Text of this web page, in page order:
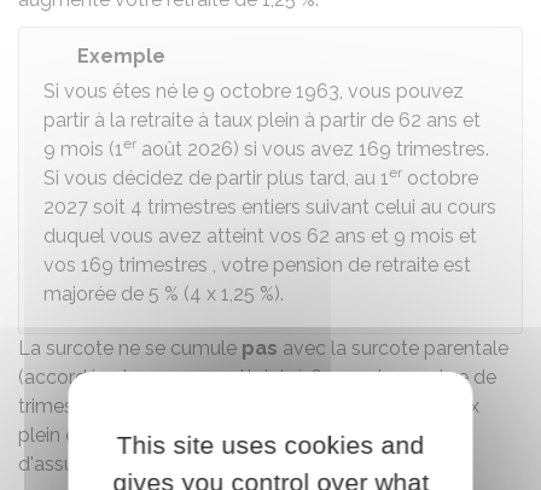
Exemple
Si vous êtes né le 9 octobre 1963, vous pouvez
partir à la retraite à taux plein à partir de 62 ans et
9 mois (1er août 2026) si vous avez 169 trimestres.
Si vous décidez de partir plus tard, au 1er octobre
2027 soit 4 trimestres entiers suivant celui au cours
duquel vous avez atteint vos 62 ans et 9 mois et
vos 169 trimestres , votre pension de retraite est
majorée de 5 % (4 x 1,25 %).
La surcote ne se cumule pas avec la surcote parentale
(accordée si vous avez atteint, à 63 ans, le nombre de
trimestres exigé pour avoir droit à une retraite à taux
plein et si vous bénéficiez d'au moins 1 trimestre
d'assurance retraite gratuit pour enfant).
This site uses cookies and
gives you control over what